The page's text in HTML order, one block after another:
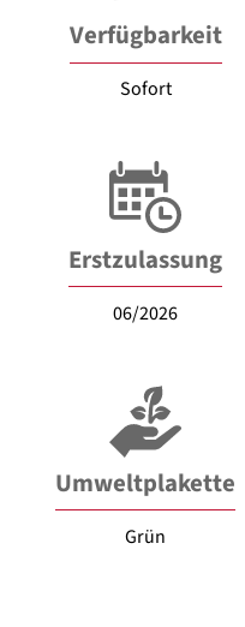
Verfügbarkeit
Sofort
Erstzulassung
06/2026
Umweltplakette
Grün